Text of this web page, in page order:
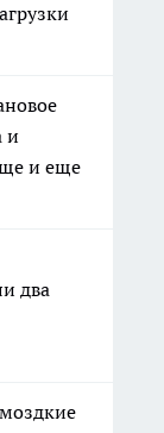
и
и еще
два